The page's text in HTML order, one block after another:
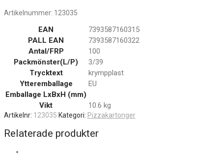
Artikelnummer: 123035
EAN
7393587160315
PALL EAN
7393587160322
Antal/FRP
100
Packmönster(L/P)
3/39
Trycktext
krympplast
Ytteremballage
EU
Emballage LxBxH (mm)
Vikt
10.6 kg
Artikelnr: 123035 Kategori: Pizzakartonger
Relaterade produkter